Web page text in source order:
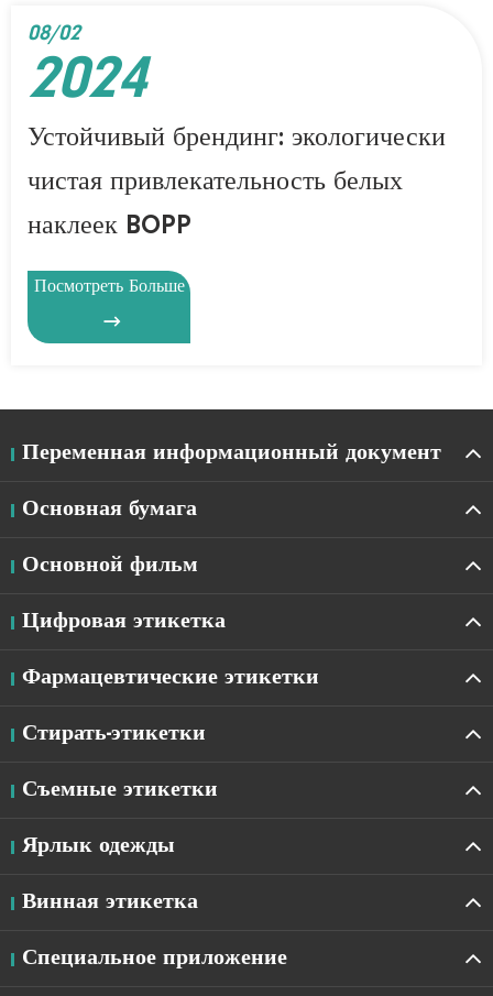
Устойчивый брендинг: экологически
чистая привлекательность белых
наклеек BOPP
Посмотреть Больше

08/02
2024
Переменная информационный документ
Основная бумага
Основной фильм
Цифровая этикетка
Фармацевтические этикетки
Стирать-этикетки
Съемные этикетки
Ярлык одежды
Винная этикетка
Специальное приложение